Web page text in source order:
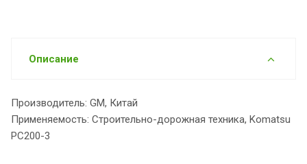
Описание
Производитель: GM, Китай
Применяемость: Строительно-дорожная техника, Komatsu
PC200-3